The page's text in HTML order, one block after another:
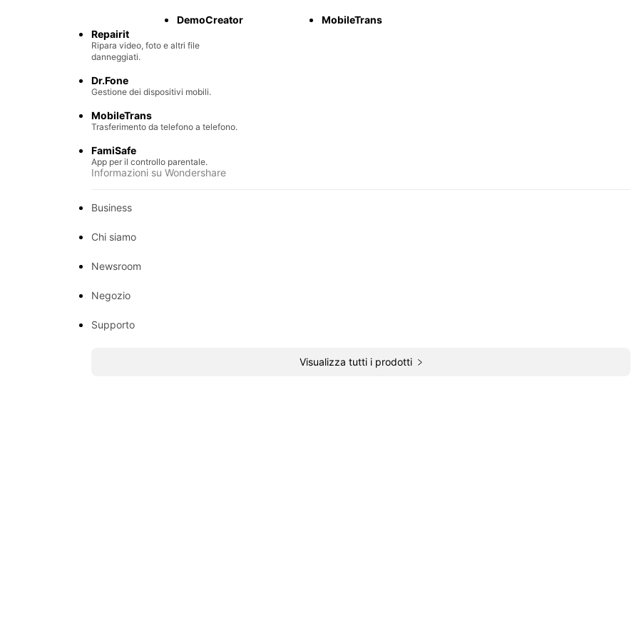
Repairit
Ripara video, foto e altri file
danneggiati.
Dr.Fone
Gestione dei dispositivi mobili.
MobileTrans
Trasferimento da telefono a telefono.
FamiSafe
App per il controllo parentale.
Informazioni su Wondershare
Business
Chi siamo
Newsroom
Negozio
Supporto
Visualizza tutti i prodotti
DemoCreator MobileTrans